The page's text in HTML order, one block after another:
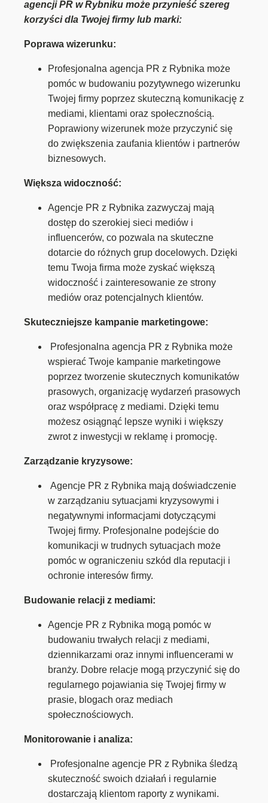
agencji PR w Rybniku może przynieść szereg
korzyści dla Twojej firmy lub marki:
Poprawa wizerunku:
Profesjonalna agencja PR z Rybnika może
pomóc w budowaniu pozytywnego wizerunku
Twojej firmy poprzez skuteczną komunikację z
mediami, klientami oraz społecznością.
Poprawiony wizerunek może przyczynić się
do zwiększenia zaufania klientów i partnerów
biznesowych.
Większa widoczność:
Agencje PR z Rybnika zazwyczaj mają
dostęp do szerokiej sieci mediów i
influencerów, co pozwala na skuteczne
dotarcie do różnych grup docelowych. Dzięki
temu Twoja firma może zyskać większą
widoczność i zainteresowanie ze strony
mediów oraz potencjalnych klientów.
Skuteczniejsze kampanie marketingowe:
Profesjonalna agencja PR z Rybnika może
wspierać Twoje kampanie marketingowe
poprzez tworzenie skutecznych komunikatów
prasowych, organizację wydarzeń prasowych
oraz współpracę z mediami. Dzięki temu
możesz osiągnąć lepsze wyniki i większy
zwrot z inwestycji w reklamę i promocję.
Zarządzanie kryzysowe:
Agencje PR z Rybnika mają doświadczenie
w zarządzaniu sytuacjami kryzysowymi i
negatywnymi informacjami dotyczącymi
Twojej firmy. Profesjonalne podejście do
komunikacji w trudnych sytuacjach może
pomóc w ograniczeniu szkód dla reputacji i
ochronie interesów firmy.
Budowanie relacji z mediami:
Agencje PR z Rybnika mogą pomóc w
budowaniu trwałych relacji z mediami,
dziennikarzami oraz innymi influencerami w
branży. Dobre relacje mogą przyczynić się do
regularnego pojawiania się Twojej firmy w
prasie, blogach oraz mediach
społecznościowych.
Monitorowanie i analiza:
Profesjonalne agencje PR z Rybnika śledzą
skuteczność swoich działań i regularnie
dostarczają klientom raporty z wynikami.